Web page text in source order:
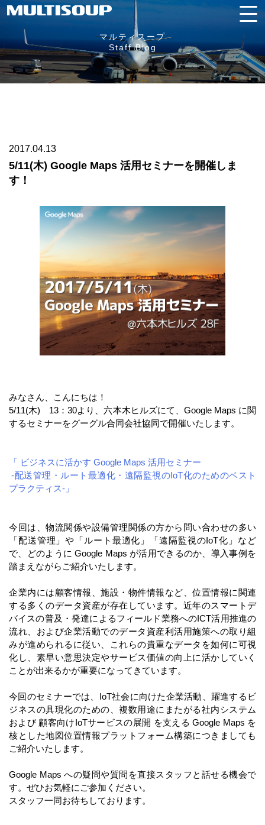
マルティスープ
Staff Blog
2017.04.13
5/11(木) Google Maps 活用セミナーを開催しま
す！
みなさん、こんにちは！
5/11(木) 13：30より、六本木ヒルズにて、Google Maps に関
するセミナーをグーグル合同会社協同で開催いたします。
「 ビジネスに活かす Google Maps 活用セミナー
-配送管理・ルート最適化・遠隔監視のIoT化のためのベスト
プラクティス- 」
今回は、物流関係や設備管理関係の方から問い合わせの多い
「配送管理」や「ルート最適化」「遠隔監視のIoT化」など
で、どのように Google Maps が活用できるのか、導入事例を
踏まえながらご紹介いたします。
企業内には顧客情報、施設・物件情報など、位置情報に関連
する多くのデータ資産が存在しています。近年のスマートデ
バイスの普及・発達によるフィールド業務へのICT活用推進の
流れ、および企業活動でのデータ資産利活用施策への取り組
みが進められるに従い、これらの貴重なデータを如何に可視
化し、素早い意思決定やサービス価値の向上に活かしていく
ことが出来るかが重要になってきています。
今回のセミナーでは、IoT社会に向けた企業活動、躍進するビ
ジネスの具現化のための、複数用途にまたがる社内システム
および 顧客向けIoTサービスの展開 を支える Google Maps を
核とした地図位置情報プラットフォーム構築につきましても
ご紹介いたします。
Google Maps への疑問や質問を直接スタッフと話せる機会で
す。ぜひお気軽にご参加ください。
スタッフ一同お待ちしております。